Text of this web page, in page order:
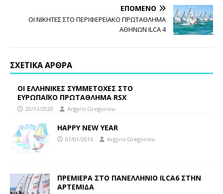
ΕΠΌΜΕΝΟ
ΟΙ ΝΙΚΗΤΕΣ ΣΤΟ ΠΕΡΙΦΕΡΕΙΑΚΟ ΠΡΩΤΑΘΛΗΜΑ
ΑΘΗΝΩΝ ILCA 4
ΣΧΕΤΙΚΆ ΆΡΘΡΑ
ΟΙ ΕΛΛΗΝΙΚΕΣ ΣΥΜΜΕΤΟΧΕΣ ΣΤΟ
ΕΥΡΩΠΑΪΚΟ ΠΡΩΤΑΘΛΗΜΑ RSX
20/11/2020 Argyris Gregoriou
HAPPY NEW YEAR
01/01/2016 Argyris Gregoriou
ΠΡΕΜΙΕΡΑ ΣΤΟ ΠΑΝΕΛΛΗΝΙΟ ILCA6 ΣΤΗΝ
ΑΡΤΕΜΙΔΑ